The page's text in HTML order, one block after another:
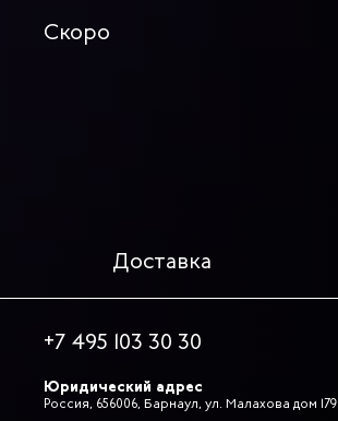
Скоро
Доставка
+7 495 103 30 30
Юридический адрес
Россия, 656006, Барнаул, ул. Малахова дом 179